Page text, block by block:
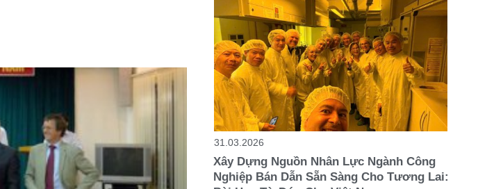
31.03.2026
Xây Dựng Nguồn Nhân Lực Ngành Công
Nghiệp Bán Dẫn Sẵn Sàng Cho Tương Lai: